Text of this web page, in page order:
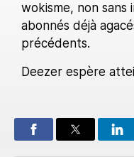
wokisme, non
abonnés déjà
précédents.
Deezer espère